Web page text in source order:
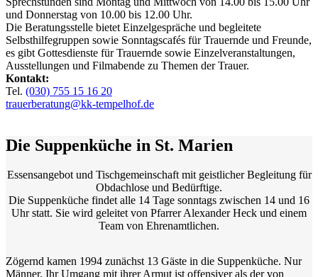
und Donnerstag von 10.00 bis 12.00 Uhr.
Die Beratungsstelle bietet Einzelgespräche und begleitete
Selbsthilfegruppen sowie Sonntagscafés für Trauernde und Freunde,
es gibt Gottesdienste für Trauernde sowie Einzelveranstaltungen,
Ausstellungen und Filmabende zu Themen der Trauer.
Kontakt:
Tel. (030) 755 15 16 20
trauerberatung@kk-tempelhof.de
Die Suppenküche in St. Marien
Essensangebot und Tischgemeinschaft mit geistlicher Begleitung für
Obdachlose und Bedürftige.
Die Suppenküche findet alle 14 Tage sonntags zwischen 14 und 16
Uhr statt. Sie wird geleitet von Pfarrer Alexander Heck und einem
Team von Ehrenamtlichen.
Zögernd kamen 1994 zunächst 13 Gäste in die Suppenküche. Nur
Männer. Ihr Umgang mit ihrer Armut ist offensiver als der von